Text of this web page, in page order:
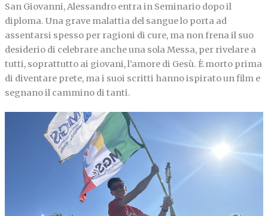
San Giovanni, Alessandro entra in Seminario dopo il
diploma. Una grave malattia del sangue lo porta ad
assentarsi spesso per ragioni di cure, ma non frena il suo
desiderio di celebrare anche una sola Messa, per rivelare a
tutti, soprattutto ai giovani, l’amore di Gesù. È morto prima
di diventare prete, ma i suoi scritti hanno ispirato un film e
segnano il cammino di tanti.